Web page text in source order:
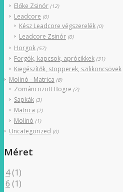
Előke Zsinór (12)
Leadcore (0)
Kész Leadcore végszerelék (0)
Leadcore Zsinór (0)
Horgok (57)
Forgók, kapcsok, aprócikkek (31)
Kiegészítők, stopperek, szilikoncsövek
Molinó - Matrica (8)
Zománcozott Bögre (2)
Sapkák (3)
Matrica (2)
Molinó (1)
Uncategorized (0)
Méret
4(1)
6 (1)